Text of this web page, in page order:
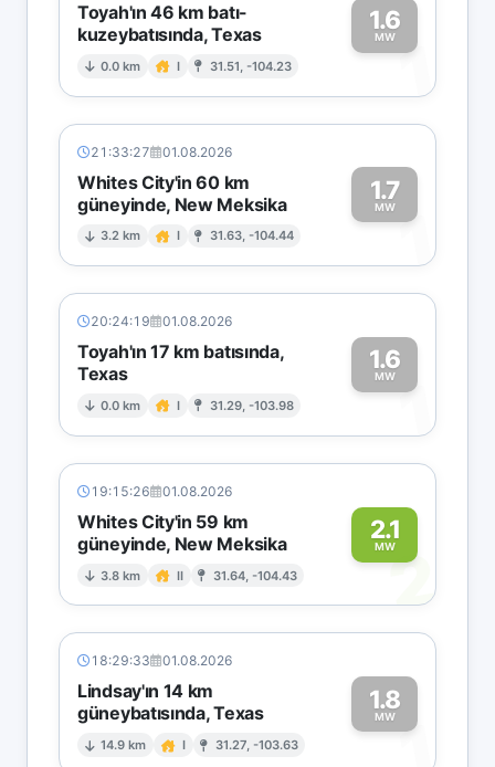
Toyah'ın 46 km batı-
kuzeybatısında, Texas
0.0 km I 31.51, -104.23
1.6
MW1
21:33:27 01.08.2026
Whites City'in 60 km
güneyinde, New Meksika
3.2 km I 31.63, -104.44
1.7
MW1
20:24:19 01.08.2026
Toyah'ın 17 km batısında,
Texas
0.0 km I 31.29, -103.98
1.6
MW1
19:15:26 01.08.2026
Whites City'in 59 km
güneyinde, New Meksika
3.8 km II 31.64, -104.43
2.1
MW2
18:29:33 01.08.2026
Lindsay'ın 14 km
güneybatısında, Texas
14.9 km I 31.27, -103.63
1.8
MW